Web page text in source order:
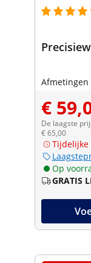
Afmetingen
€
De laagste
€ 65,00
Op
GRATIS